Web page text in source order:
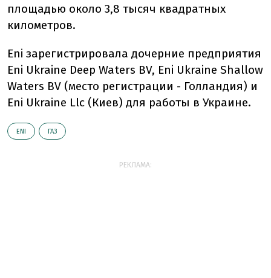
площадью около 3,8 тысяч квадратных
километров.
Eni зарегистрировала дочерние предприятия
Eni Ukraine Deep Waters BV, Eni Ukraine Shallow
Waters BV (место регистрации - Голландия) и
Eni Ukraine Llc (Киев) для работы в Украине.
ENI ГАЗ
РЕКЛАМА: